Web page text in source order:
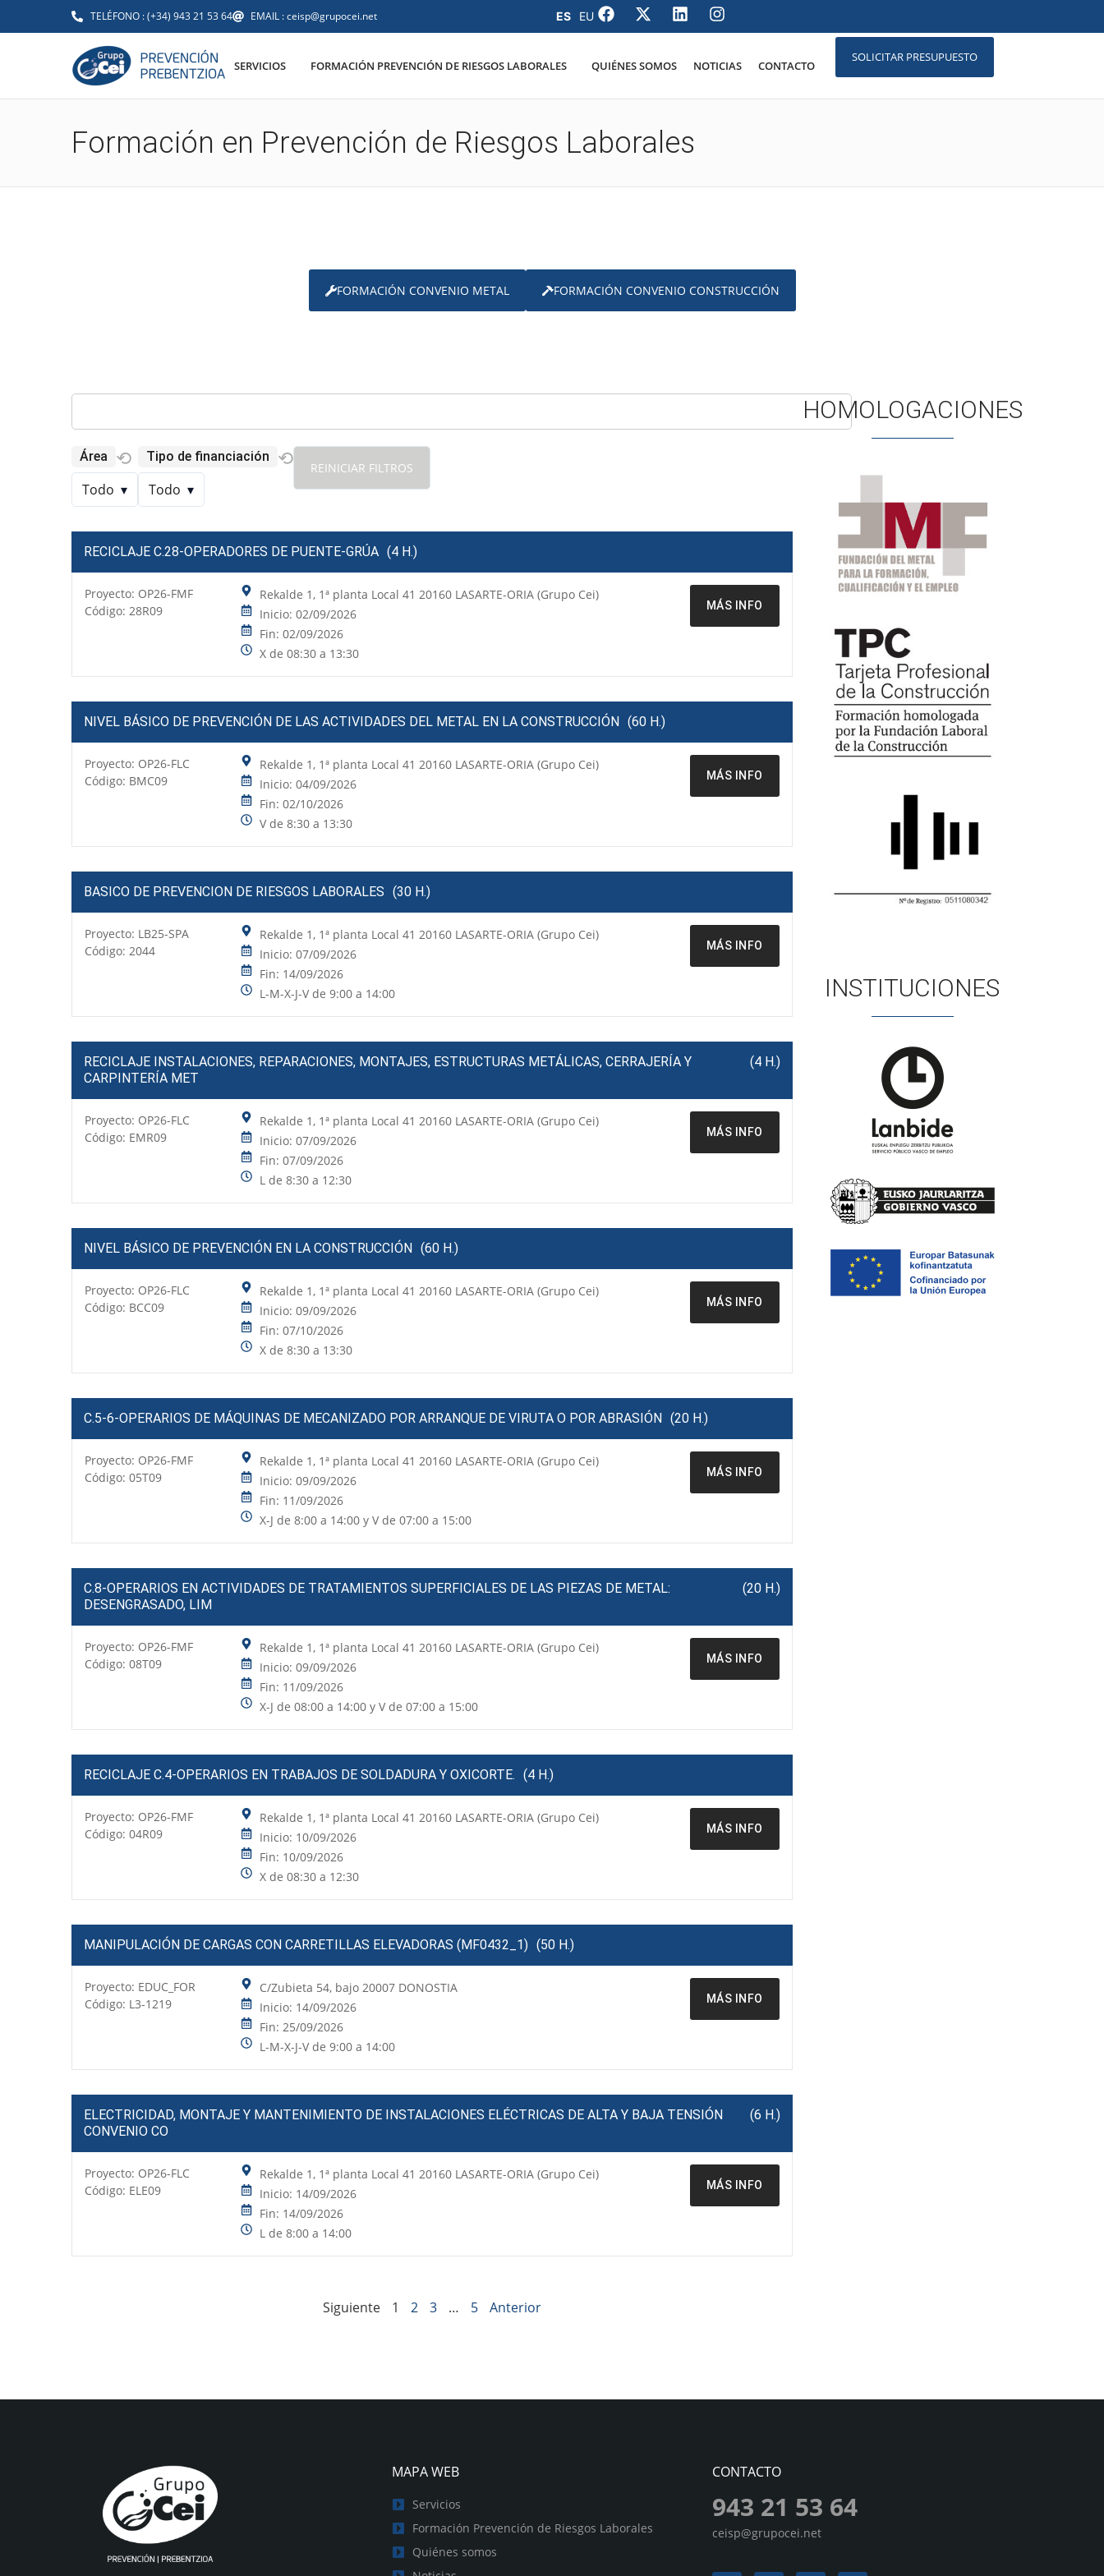
TELÉFONO : (+34) 943 21 53 64 EMAIL : ceisp@grupocei.net
SERVICIOS FORMACIÓN PREVENCIÓN DE RIESGOS LABORALES QUIÉNES SOMOS NOTICIAS CONTACTO
SOLICITAR PRESUPUESTO
Formación en Prevención de Riesgos Laborales
FORMACIÓN CONVENIO METAL FORMACIÓN CONVENIO CONSTRUCCIÓN
Área ⟲
Todo ▾
Tipo de financiación ⟲
Todo ▾
REINICIAR FILTROS
RECICLAJE C.28-OPERADORES DE PUENTE-GRÚA (4 H.)
Proyecto: OP26-FMF
Código: 28R09
Rekalde 1, 1ª planta Local 41 20160 LASARTE-ORIA (Grupo Cei)
Inicio: 02/09/2026
Fin: 02/09/2026
X de 08:30 a 13:30
MÁS INFO
NIVEL BÁSICO DE PREVENCIÓN DE LAS ACTIVIDADES DEL METAL EN LA CONSTRUCCIÓN (60 H.)
Proyecto: OP26-FLC
Código: BMC09
Rekalde 1, 1ª planta Local 41 20160 LASARTE-ORIA (Grupo Cei)
Inicio: 04/09/2026
Fin: 02/10/2026
V de 8:30 a 13:30
MÁS INFO
BASICO DE PREVENCION DE RIESGOS LABORALES (30 H.)
Proyecto: LB25-SPA
Código: 2044
Rekalde 1, 1ª planta Local 41 20160 LASARTE-ORIA (Grupo Cei)
Inicio: 07/09/2026
Fin: 14/09/2026
L-M-X-J-V de 9:00 a 14:00
MÁS INFO
RECICLAJE INSTALACIONES, REPARACIONES, MONTAJES, ESTRUCTURAS METÁLICAS, CERRAJERÍA Y
CARPINTERÍA MET
(4 H.)
Proyecto: OP26-FLC
Código: EMR09
Rekalde 1, 1ª planta Local 41 20160 LASARTE-ORIA (Grupo Cei)
Inicio: 07/09/2026
Fin: 07/09/2026
L de 8:30 a 12:30
MÁS INFO
NIVEL BÁSICO DE PREVENCIÓN EN LA CONSTRUCCIÓN (60 H.)
Proyecto: OP26-FLC
Código: BCC09
Rekalde 1, 1ª planta Local 41 20160 LASARTE-ORIA (Grupo Cei)
Inicio: 09/09/2026
Fin: 07/10/2026
X de 8:30 a 13:30
MÁS INFO
C.5-6-OPERARIOS DE MÁQUINAS DE MECANIZADO POR ARRANQUE DE VIRUTA O POR ABRASIÓN (20 H.)
Proyecto: OP26-FMF
Código: 05T09
Rekalde 1, 1ª planta Local 41 20160 LASARTE-ORIA (Grupo Cei)
Inicio: 09/09/2026
Fin: 11/09/2026
X-J de 8:00 a 14:00 y V de 07:00 a 15:00
MÁS INFO
C.8-OPERARIOS EN ACTIVIDADES DE TRATAMIENTOS SUPERFICIALES DE LAS PIEZAS DE METAL:
DESENGRASADO, LIM
(20 H.)
Proyecto: OP26-FMF
Código: 08T09
Rekalde 1, 1ª planta Local 41 20160 LASARTE-ORIA (Grupo Cei)
Inicio: 09/09/2026
Fin: 11/09/2026
X-J de 08:00 a 14:00 y V de 07:00 a 15:00
MÁS INFO
RECICLAJE C.4-OPERARIOS EN TRABAJOS DE SOLDADURA Y OXICORTE. (4 H.)
Proyecto: OP26-FMF
Código: 04R09
Rekalde 1, 1ª planta Local 41 20160 LASARTE-ORIA (Grupo Cei)
Inicio: 10/09/2026
Fin: 10/09/2026
X de 08:30 a 12:30
MÁS INFO
MANIPULACIÓN DE CARGAS CON CARRETILLAS ELEVADORAS (MF0432_1) (50 H.)
Proyecto: EDUC_FOR
Código: L3-1219
C/Zubieta 54, bajo 20007 DONOSTIA
Inicio: 14/09/2026
Fin: 25/09/2026
L-M-X-J-V de 9:00 a 14:00
MÁS INFO
ELECTRICIDAD, MONTAJE Y MANTENIMIENTO DE INSTALACIONES ELÉCTRICAS DE ALTA Y BAJA TENSIÓN
CONVENIO CO
(6 H.)
Proyecto: OP26-FLC
Código: ELE09
Rekalde 1, 1ª planta Local 41 20160 LASARTE-ORIA (Grupo Cei)
Inicio: 14/09/2026
Fin: 14/09/2026
L de 8:00 a 14:00
MÁS INFO
Siguiente 1 2 3 … 5 Anterior
HOMOLOGACIONES
INSTITUCIONES
MAPA WEB
Servicios
Formación Prevención de Riesgos Laborales
Quiénes somos
CONTACTO
943 21 53 64
ceisp@grupocei.net